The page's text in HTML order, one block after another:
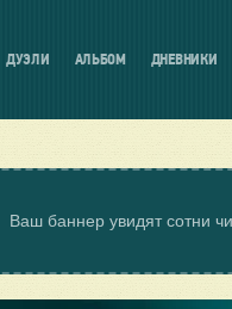
ДУЭЛИ АЛЬБОМ ДНЕВНИКИ
Ваш баннер увидят сотни